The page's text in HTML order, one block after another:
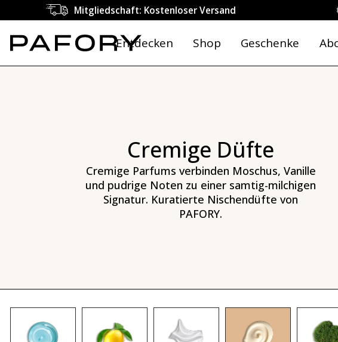
Mitgliedschaft: Kostenloser Versand
Entdecken Shop Geschenke
Cremige Düfte
Cremige Parfums verbinden Moschus, Vanille
und pudrige Noten zu einer samtig-milchigen
Signatur. Kuratierte Nischendüfte von
PAFORY.
Cremige Parfums - Pudrig & Soft | PAFORY